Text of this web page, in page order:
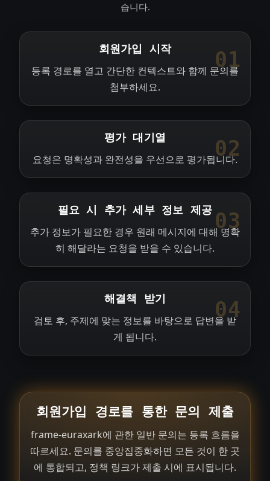
습니다.
01
회원가입 시작
등록 경로를 열고 간단한 컨텍스트와 함께 문의를
첨부하세요.
02
평가 대기열
요청은 명확성과 완전성을 우선으로 평가됩니다.
03
필요 시 추가 세부 정보 제공
추가 정보가 필요한 경우 원래 메시지에 대해 명확
히 해달라는 요청을 받을 수 있습니다.
04
해결책 받기
검토 후, 주제에 맞는 정보를 바탕으로 답변을 받
게 됩니다.
회원가입 경로를 통한 문의 제출
frame-euraxark에 관한 일반 문의는 등록 흐름을
따르세요. 문의를 중앙집중화하면 모든 것이 한 곳
에 통합되고, 정책 링크가 제출 시에 표시됩니다.